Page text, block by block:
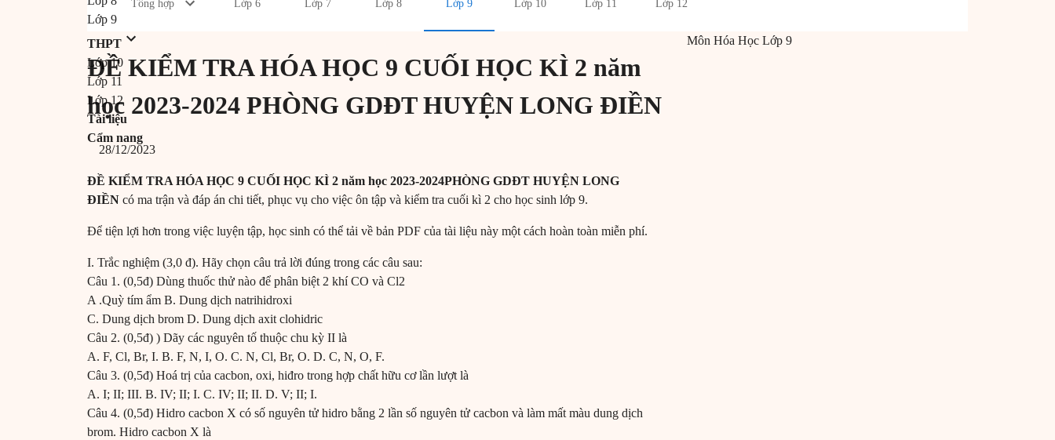
Lớp 9
THPT
Lớp 10
Lớp 11
Lớp 12
Tài liệu
Cẩm nang
Tổng hợp Lớp 6 Lớp 7 Lớp 8 Lớp 9 Lớp 10 Lớp 11 Lớp 12
ĐỀ KIỂM TRA HÓA HỌC 9 CUỐI HỌC KÌ 2 năm
học 2023-2024 PHÒNG GDĐT HUYỆN LONG ĐIỀN
28/12/2023
ĐỀ KIỂM TRA HÓA HỌC 9 CUỐI HỌC KÌ 2 năm học 2023-2024PHÒNG GDĐT HUYỆN LONG
ĐIỀN có ma trận và đáp án chi tiết, phục vụ cho việc ôn tập và kiểm tra cuối kì 2 cho học sinh lớp 9.
Để tiện lợi hơn trong việc luyện tập, học sinh có thể tải về bản PDF của tài liệu này một cách hoàn toàn miễn phí.
I. Trắc nghiệm (3,0 đ). Hãy chọn câu trả lời đúng trong các câu sau:
Câu 1. (0,5đ) Dùng thuốc thử nào để phân biệt 2 khí CO và Cl2
A .Quỳ tím ẩm B. Dung dịch natrihidroxi
C. Dung dịch brom D. Dung dịch axit clohidric
Câu 2. (0,5đ) ) Dãy các nguyên tố thuộc chu kỳ II là
A. F, Cl, Br, I. B. F, N, I, O. C. N, Cl, Br, O. D. C, N, O, F.
Câu 3. (0,5đ) Hoá trị của cacbon, oxi, hiđro trong hợp chất hữu cơ lần lượt là
A. I; II; III. B. IV; II; I. C. IV; II; II. D. V; II; I.
Câu 4. (0,5đ) Hidro cacbon X có số nguyên tử hidro bằng 2 lần số nguyên tử cacbon và làm mất màu dung dịch
brom. Hidro cacbon X là
Môn Hóa Học Lớp 9